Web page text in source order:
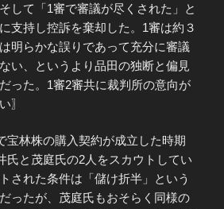
して「1審で審議が尽くされた」と
支持し控訴を棄却した。1審は約３
明らかな誤りであって充分に審議
い、というより品田の独断と偏見
った。1審2審共に裁判所の意向が
〗
宝林株の購入契約が成立した時期
氏と茂庭氏の2人をスカウトしてい
された条件は「儲け折半」という
ったが、茂庭氏もおそらく同様の